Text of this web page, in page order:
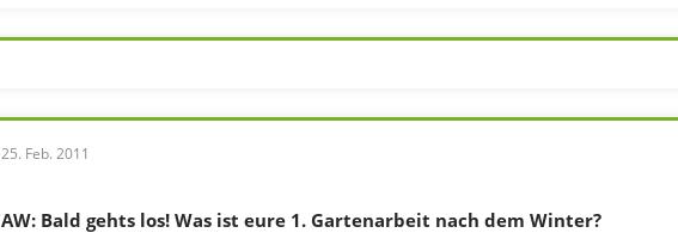
25. Feb. 2011
AW: Bald gehts los! Was ist eure 1. Gartenarbeit nach dem Winter?